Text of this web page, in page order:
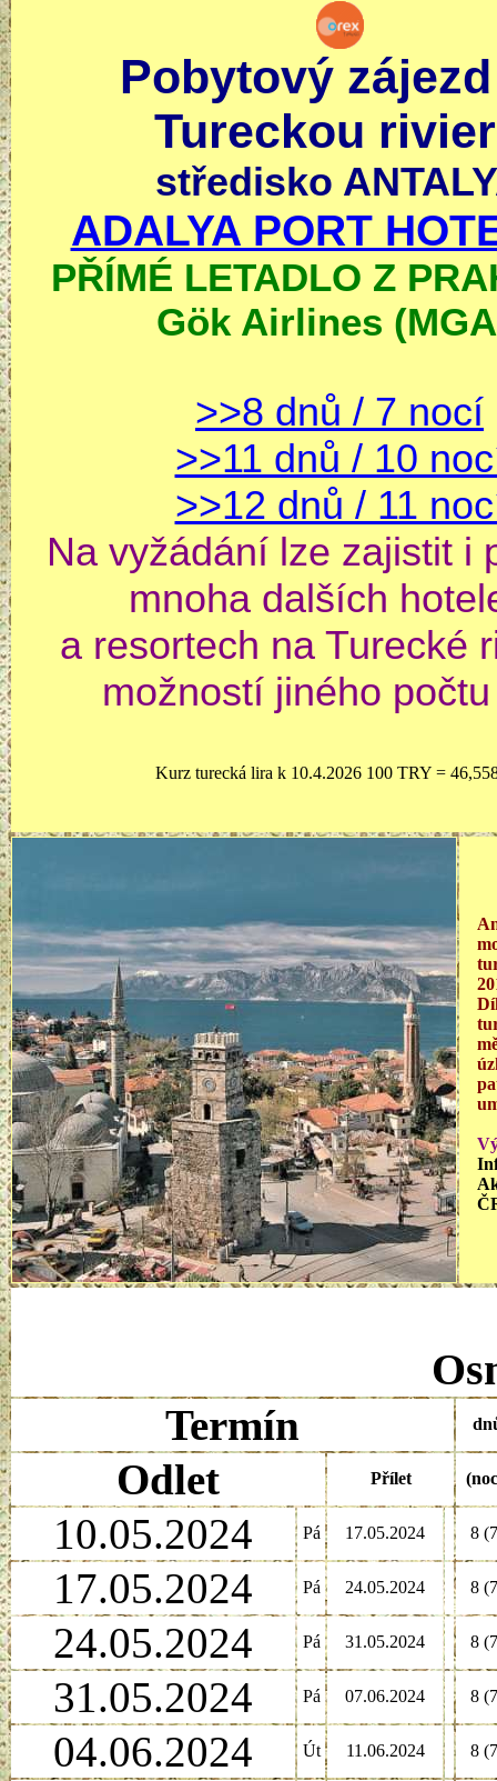
Pobytový
Tureckou
středisko
ADALYA PORT
PŘÍMÉ LETADLO Z
Gök Airlines
>>8 dnů / 7 nocí
>>11 dnů / 10
>>12 dnů / 11
Na vyžádání lze zajistit i
mnoha dalších
a resortech na Turecké
možností jiného
Kurz turecká lira k 10.4.2026 100 TRY =
Termín
Odlet Přílet
10.05.2024 Pá 17.05.2024 8
17.05.2024 Pá 24.05.2024 8
24.05.2024 Pá 31.05.2024 8
31.05.2024 Pá 07.06.2024 8
04.06.2024 Út 11.06.2024 8